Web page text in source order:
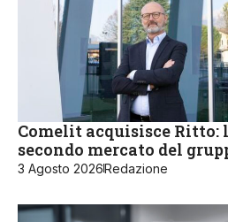
Comelit acquisisce Ritto:
secondo mercato del
3 Agosto 2026Redazione